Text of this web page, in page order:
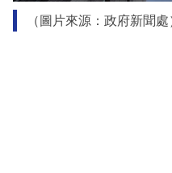
（圖片來源：政府新聞處